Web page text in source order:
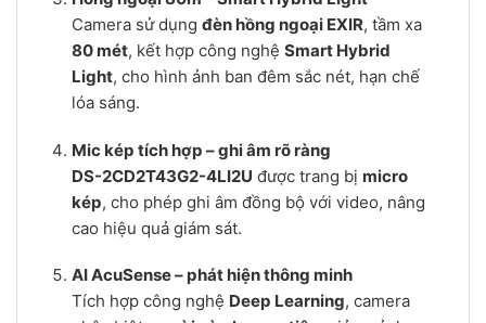
Camera sử dụng đèn hồng ngoại EXIR, tầm xa
80 mét, kết hợp công nghệ Smart Hybrid
Light, cho hình ảnh ban đêm sắc nét, hạn chế
lóa sáng.
Mic kép tích hợp – ghi âm rõ ràng
DS-2CD2T43G2-4LI2U được trang bị micro
kép, cho phép ghi âm đồng bộ với video, nâng
cao hiệu quả giám sát.
AI AcuSense – phát hiện thông minh
Tích hợp công nghệ Deep Learning, camera